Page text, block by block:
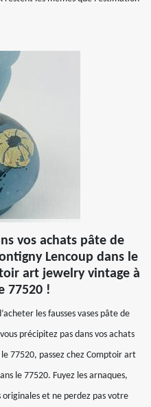
vos achats pâte de
Lencoup dans le
art jewelry vintage à
77520 !
les fausses vases pâte de
précipitez pas dans vos achats
77520, passez chez Comptoir art
le 77520. Fuyez les arnaques,
originales et ne perdez pas votre